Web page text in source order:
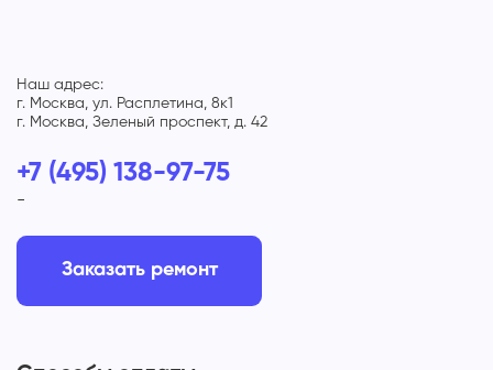
Наш адрес:
г. Москва, ул. Расплетина, 8к1
г. Москва, Зеленый проспект, д. 42
+7 (495) 138-97-75
-
Заказать ремонт